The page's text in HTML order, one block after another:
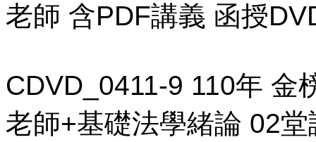
老師 含PDF講義 函授
CDVD_0411-9 110年 金
老師+基礎法學緒論 02